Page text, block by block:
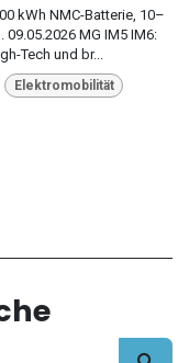
kWh NMC-Batterie, 10–
09.05.2026 MG IM5 IM6:
Tech und br...
Elektromobilität